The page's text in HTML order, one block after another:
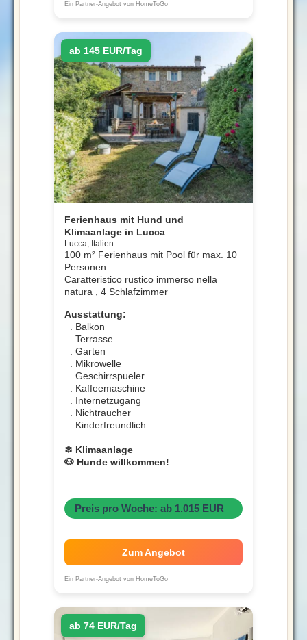
Ein Partner-Angebot von HomeToGo
ab 145 EUR/Tag
Ferienhaus mit Hund und
Klimaanlage in Lucca
Lucca, Italien
100 m² Ferienhaus mit Pool für max. 10
Personen
Caratteristico rustico immerso nella
natura , 4 Schlafzimmer
Ausstattung:
. Balkon
. Terrasse
. Garten
. Mikrowelle
. Geschirrspueler
. Kaffeemaschine
. Internetzugang
. Nichtraucher
. Kinderfreundlich
❄ Klimaanlage
🐶 Hunde willkommen!
Preis pro Woche: ab 1.015 EUR
Zum Angebot
Ein Partner-Angebot von HomeToGo
ab 74 EUR/Tag